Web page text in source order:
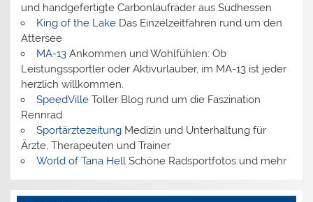
und handgefertigte Carbonlaufräder aus Südhessen
King of the LakeDas Einzelzeitfahren rund um den
Attersee
MA-13Ankommen und Wohlfühlen: Ob
Leistungssportler oder Aktivurlauber, im MA-13 ist jeder
herzlich willkommen.
SpeedVilleToller Blog rund um die Faszination
Rennrad
SportärztezeitungMedizin und Unterhaltung für
Ärzte, Therapeuten und Trainer
World of Tana HellSchöne Radsportfotos und mehr